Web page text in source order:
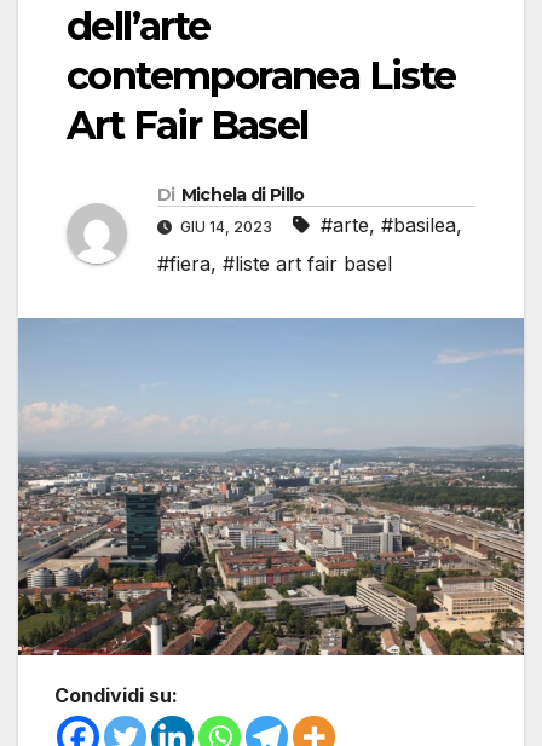
dell’arte
contemporanea Liste
Art Fair Basel
Di Michela di Pillo
GIU 14, 2023 #arte, #basilea,
#fiera, #liste art fair basel
Condividi su: